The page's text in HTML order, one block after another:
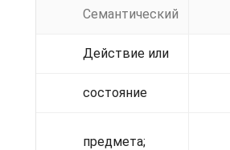
Семантический
Действие или
состояние
предмета;